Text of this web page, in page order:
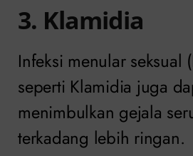
3. Klamidia
Infeksi menular seksual
seperti Klamidia juga
menimbulkan gejala
terkadang lebih ringan.